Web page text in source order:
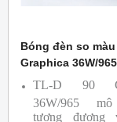
Bóng đèn so màu
Graphica 36W/
TL-D 90
36W/965
tương đương